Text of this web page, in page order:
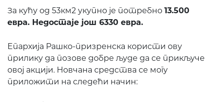
За кућу од 53км2 укупно је потребно 13.500
евра. Недостаје још 6330 евра.
Епархија Рашко-призренска користи ову
прилику да позове добре људе да се прикључе
овој акцији. Новчана средства се могу
приложити на следећи начин: